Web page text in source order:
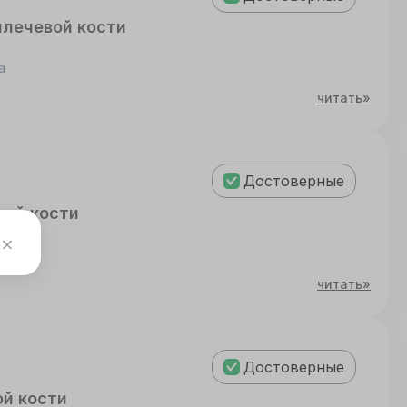
кости
читать»
Достоверные
кости
читать»
Достоверные
кости